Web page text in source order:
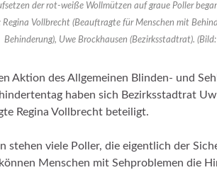
der rot-weiße Wollmützen auf graue Poller
Regina Vollbrecht (Beauftragte für Menschen mit
Behinderung), Uwe Brockhausen (Bezirksstadtrat).
Aktion des Allgemeinen Blinden- und
haben sich Bezirksstadtrat
Regina Vollbrecht beteiligt.
stehen viele Poller, die eigentlich der
Menschen mit Sehproblemen die